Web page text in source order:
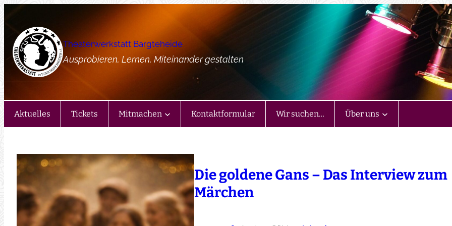
springen
Theaterwerkstatt Bargteheide
Ausprobieren, Lernen, Miteinander gestalten
Aktuelles Tickets Mitmachen Kontaktformular Wir suchen… Über uns
Die goldene Gans – Das Interview zum
Märchen